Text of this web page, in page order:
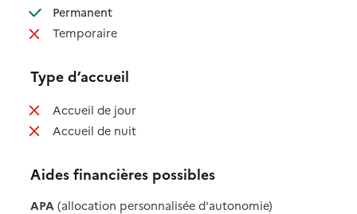
Permanent: disponible
Temporaire: non disponible
Type d’accueil
Accueil de jour: non disponible
Accueil de nuit: non disponible
Aides financières possibles
APA (allocation personnalisée d'autonomie)